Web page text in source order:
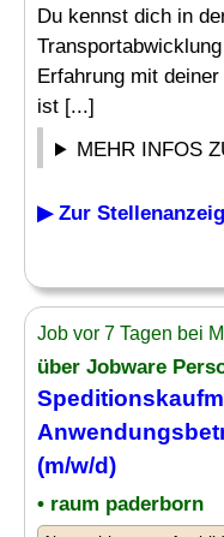
Du kennst dich in
Erfahrung mit
ist [...]
MEHR INFOS
▶ Zur
Job vor 7 Tagen bei
über Jobware
(m/w/d)
• raum paderborn